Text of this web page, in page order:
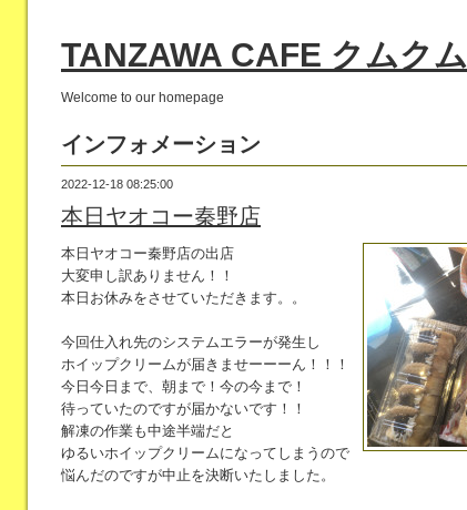
TANZAWA CAFE クムクム
Welcome to our homepage
インフォメーション
2022-12-18 08:25:00
本日ヤオコー秦野店
本日ヤオコー秦野店の出店
大変申し訳ありません！！
本日お休みをさせていただきます。。
今回仕入れ先のシステムエラーが発生し
ホイップクリームが届きませーーーん！！！
今日今日まで、朝まで！今の今まで！
待っていたのですが届かないです！！
解凍の作業も中途半端だと
ゆるいホイップクリームになってしまうので
悩んだのですが中止を決断いたしました。